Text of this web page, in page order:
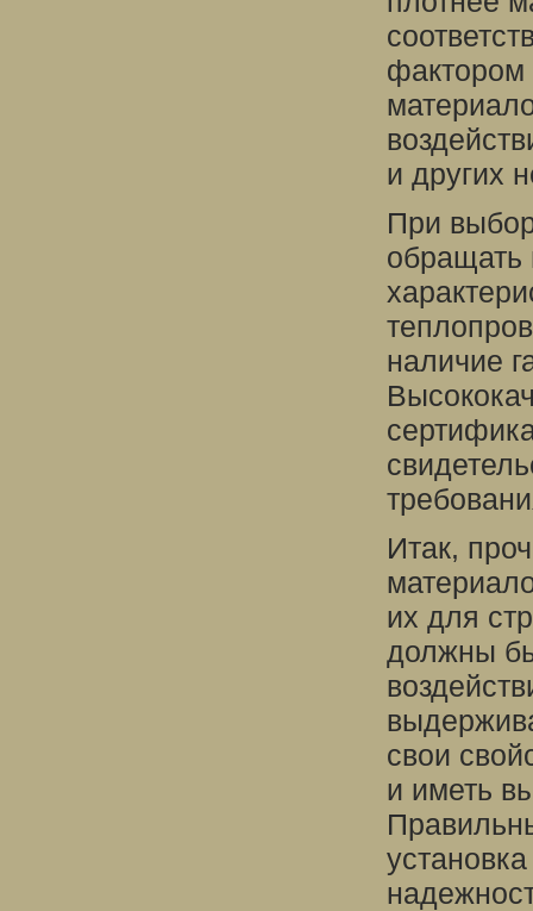
фактором
и других
При
обращать
наличие
Итак,
их для
должны
свои
и иметь